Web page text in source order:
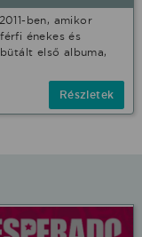
ben, amikor
énekes és
első albuma,
Részletek